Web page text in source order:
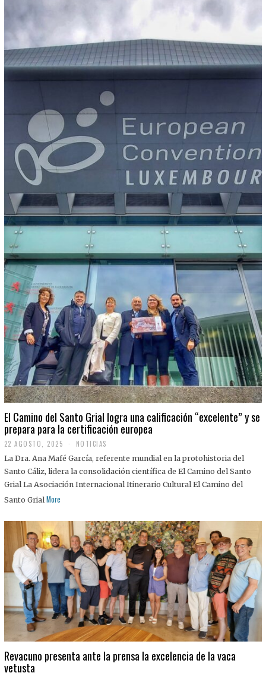
El Camino del Santo Grial logra una calificación “excelente” y se
prepara para la certificación europea
22 AGOSTO, 2025
2
A
G
O
S
2
5
NOTICIAS
La Dra. Ana Mafé García, referente mundial en la protohistoria del
Santo Cáliz, lidera la consolidación científica de El Camino del Santo
Grial La Asociación Internacional Itinerario Cultural El Camino del
Santo Grial More
Revacuno presenta ante la prensa la excelencia de la vaca
vetusta